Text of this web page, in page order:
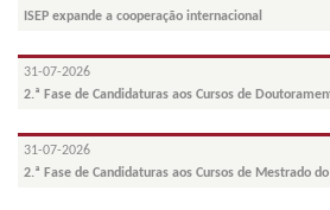
ISEP expande a cooperação internacional
31-07-2026
2.ª Fase de Candidaturas aos Cursos de
31-07-2026
2.ª Fase de Candidaturas aos Cursos de Mestrado do